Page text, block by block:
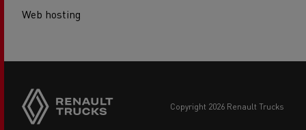
Web hosting
copyright 2026 Renault Trucks